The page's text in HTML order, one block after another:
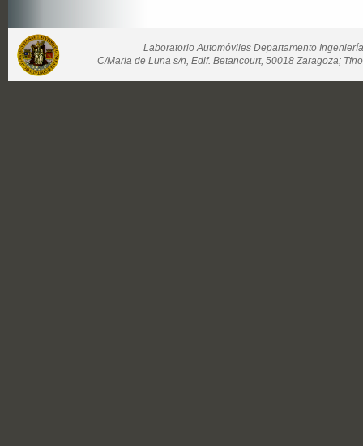
Laboratorio Automóviles Departamento
C/Maria de Luna s/n, Edif. Betancourt, 50018 Zaragoza;